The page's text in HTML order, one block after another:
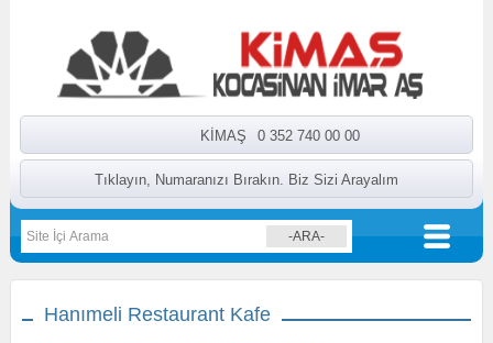
KİMAŞ 0 352 740 00 00
Tıklayın, Numaranızı Bırakın. Biz Sizi Arayalım
Hanımeli Restaurant Kafe